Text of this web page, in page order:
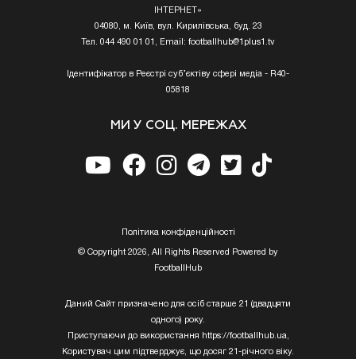
ІНТЕРНЕТ»
04080, м. Київ, вул. Кирилівська, буд. 23
Тел. 044 490 01 01, Email: footballhub@1plus1.tv
Ідентифікатор в Реєстрі суб’єктіву сфері медіа - R40-
05818
МИ У СОЦ. МЕРЕЖАХ
Полiтика конфiденцiйностi
© Copyright 2026, All Rights Reserved Powered by
FootballHub
Даний Сайт призначено для осіб старше 21 (двадцяти
одного) року.
Приступаючи до використання https://footballhub.ua,
Користувач цим підтверджує, що досяг 21-річного віку.